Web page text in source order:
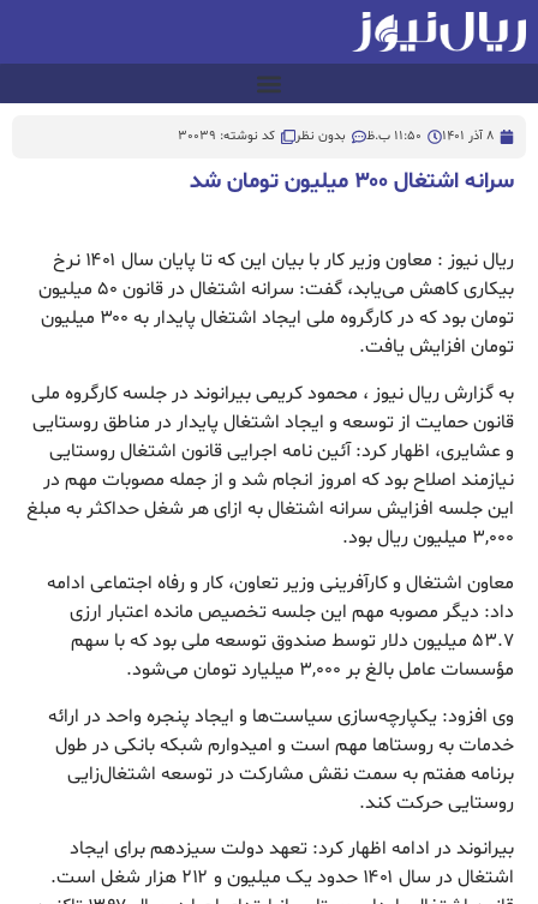
8 آذر 1401 11:50 ب.ظ بدون نظر کد نوشته: 30039
سرانه اشتغال ۳۰۰ میلیون تومان شد
ریال نیوز : معاون وزیر کار با بیان این که تا پایان سال ۱۴۰۱ نرخ
بیکاری کاهش می‌یابد، گفت: سرانه اشتغال در قانون ۵۰ میلیون
تومان بود که در کارگروه ملی ایجاد اشتغال پایدار به ۳۰۰ میلیون
تومان افزایش یافت.
به گزارش ریال نیوز ، محمود کریمی بیرانوند در جلسه کارگروه ملی
قانون حمایت از توسعه و ایجاد اشتغال پایدار در مناطق روستایی
و عشایری، اظهار کرد: آئین نامه اجرایی قانون اشتغال روستایی
نیازمند اصلاح بود که امروز انجام شد و از جمله مصوبات مهم در
این جلسه افزایش سرانه اشتغال به ازای هر شغل حداکثر به مبلغ
۳,۰۰۰ میلیون ریال بود.
معاون اشتغال و کارآفرینی وزیر تعاون، کار و رفاه اجتماعی ادامه
داد: دیگر مصوبه مهم این جلسه تخصیص مانده اعتبار ارزی
۵۳.۷ میلیون دلار توسط صندوق توسعه ملی بود که با سهم
مؤسسات عامل بالغ بر ۳,۰۰۰ میلیارد تومان می‌شود.
وی افزود: یکپارچه‌سازی سیاست‌ها و ایجاد پنجره واحد در ارائه
خدمات به روستاها مهم است و امیدوارم شبکه بانکی در طول
برنامه هفتم به سمت نقش مشارکت در توسعه اشتغال‌زایی
روستایی حرکت کند.
بیرانوند در ادامه اظهار کرد: تعهد دولت سیزدهم برای ایجاد
اشتغال در سال ۱۴۰۱ حدود یک میلیون و ۲۱۲ هزار شغل است.